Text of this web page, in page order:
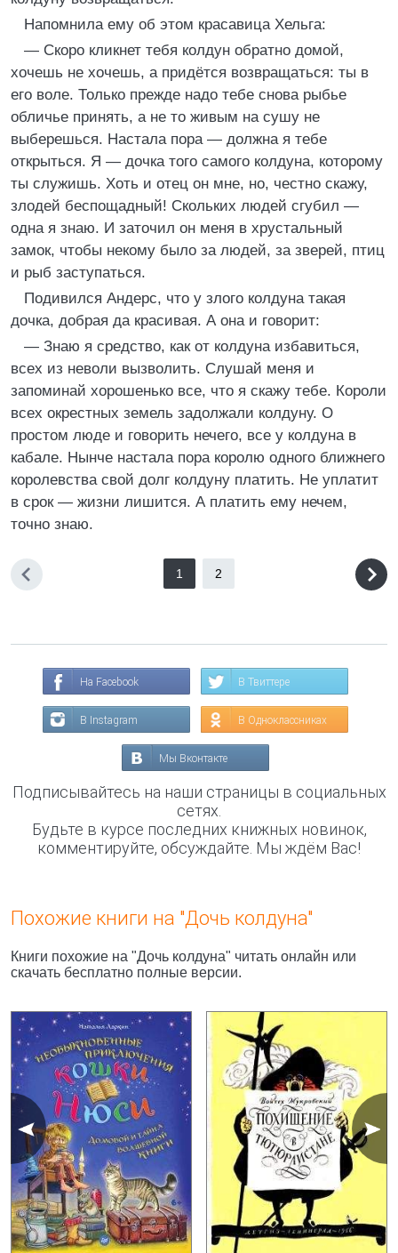
Напомнила ему об этом красавица Хельга:
— Скоро кликнет тебя колдун обратно домой,
хочешь не хочешь, а придётся возвращаться: ты в
его воле. Только прежде надо тебе снова рыбье
обличье принять, а не то живым на сушу не
выберешься. Настала пора — должна я тебе
открыться. Я — дочка того самого колдуна, которому
ты служишь. Хоть и отец он мне, но, честно скажу,
злодей беспощадный! Скольких людей сгубил —
одна я знаю. И заточил он меня в хрустальный
замок, чтобы некому было за людей, за зверей, птиц
и рыб заступаться.
Подивился Андерс, что у злого колдуна такая
дочка, добрая да красивая. А она и говорит:
— Знаю я средство, как от колдуна избавиться,
всех из неволи вызволить. Слушай меня и
запоминай хорошенько все, что я скажу тебе. Короли
всех окрестных земель задолжали колдуну. О
простом люде и говорить нечего, все у колдуна в
кабале. Нынче настала пора королю одного ближнего
королевства свой долг колдуну платить. Не уплатит
в срок — жизни лишится. А платить ему нечем,
точно знаю.
1 2
На Facebook В Твиттере
В Instagram В Одноклассниках
Мы Вконтакте
Подписывайтесь на наши страницы в социальных
сетях.
Будьте в курсе последних книжных новинок,
комментируйте, обсуждайте. Мы ждём Вас!
Похожие книги на "Дочь колдуна"
Книги похожие на "Дочь колдуна" читать онлайн или
скачать бесплатно полные версии.